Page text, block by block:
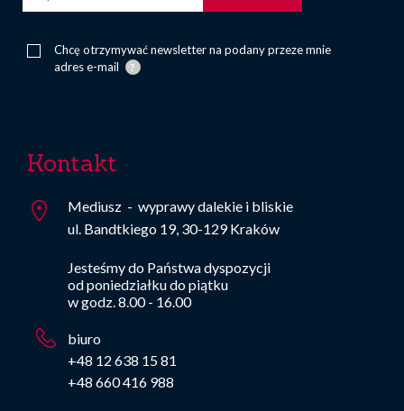
Chcę otrzymywać newsletter na podany przeze mnie
adres e-mail
Kontakt
Mediusz - wyprawy dalekie i bliskie
ul. Bandtkiego 19, 30-129 Kraków
Jesteśmy do Państwa dyspozycji
od poniedziałku do piątku
w godz. 8.00 - 16.00
biuro
+48 12 638 15 81
+48 660 416 988